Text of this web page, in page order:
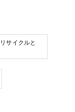
サイクルと